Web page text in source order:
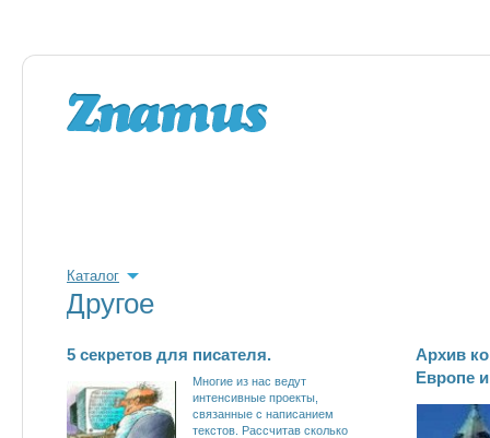
Каталог
Другое
5 секретов для писателя.
Многие из нас ведут
интенсивные проекты,
связанные с написанием
текстов. Рассчитав сколько
Архив
Европе